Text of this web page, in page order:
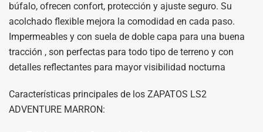
búfalo, ofrecen confort, protección y ajuste seguro. Su
acolchado flexible mejora la comodidad en cada paso.
Impermeables y con suela de doble capa para una buena
tracción , son perfectas para todo tipo de terreno y con
detalles reflectantes para mayor visibilidad nocturna
Características principales de los ZAPATOS LS2
ADVENTURE MARRON: